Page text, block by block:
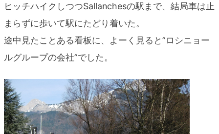
ヒッチハイクしつつSallanchesの駅まで、結局車は止
まらずに歩いて駅にたどり着いた。
途中見たことある看板に、よーく見ると”ロシニョー
ルグループの会社”でした。